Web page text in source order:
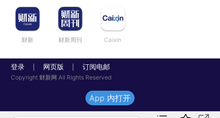
财新 财新周刊 Caixin
登录 网页版 订阅电邮
Copyright 财新网 All Rights Reserved
App 内打开